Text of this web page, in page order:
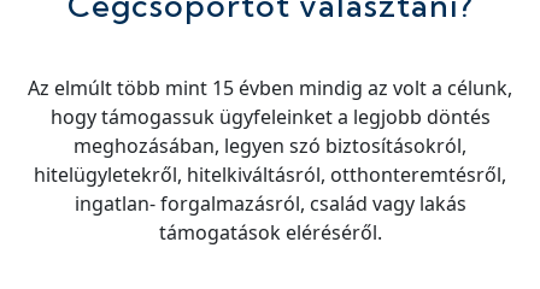
Az elmúlt több mint 15 évben mindig az volt a célunk,
hogy támogassuk ügyfeleinket a legjobb döntés
meghozásában, legyen szó biztosításokról,
hitelügyletekről, hitelkiváltásról, otthonteremtésről,
ingatlan- forgalmazásról, család vagy lakás
támogatások eléréséről.